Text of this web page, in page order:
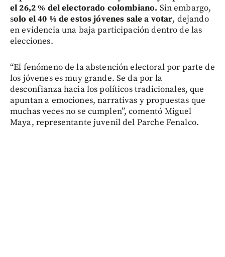
el 26,2 % del electorado colombiano. Sin embargo,
solo el 40 % de estos jóvenes sale a votar, dejando
en evidencia una baja participación dentro de las
elecciones.
“El fenómeno de la abstención electoral por parte de
los jóvenes es muy grande. Se da por la
desconfianza hacia los políticos tradicionales, que
apuntan a emociones, narrativas y propuestas que
muchas veces no se cumplen”, comentó Miguel
Maya, representante juvenil del Parche Fenalco.